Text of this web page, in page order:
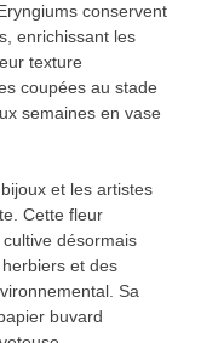
conservent
enrichissant les
texture
coupées au stade
semaines en vase
et les artistes
Cette fleur
désormais
et des
Sa
buvard